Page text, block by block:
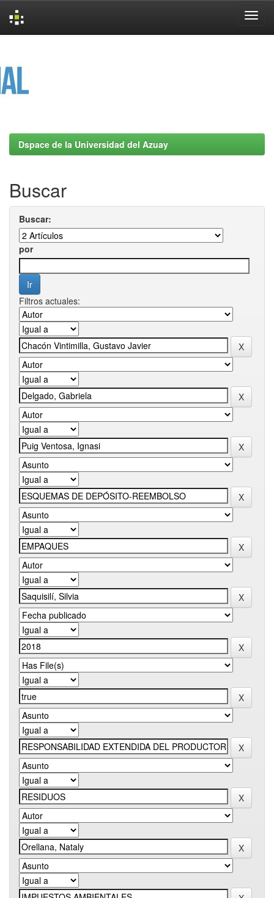
Dspace de la Universidad del Azuay
Buscar
Buscar:
por
Filtros actuales: